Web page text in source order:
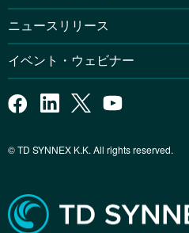
ニュースリリース
イベント・ウェビナー
© TD SYNNEX K.K. All rights reserved.